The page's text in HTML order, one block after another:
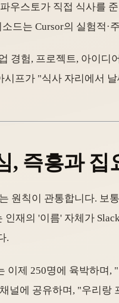
우스토가 직접 식사를
드는 Cursor의 실험적·
경험, 프로젝트, 아이
프가 "식사 자리에서
, 즉흥과 집
원칙이 관통합니다. 보
인재의 '이름' 자체가
.
이제 250명에 육박하며
널에 공유하며, "우리